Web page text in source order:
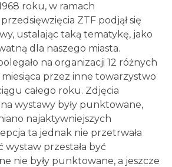
roku, w ramach
ZTF podjął się
ustalając taką tematykę, jako
dla naszego miasta.
na organizacji 12 różnych
przez inne towarzystwo
całego roku. Zdjęcia
wystawy były punktowane,
najaktywniejszych
ta jednak nie przetrwała
wystaw przestała być
nie były punktowane, a jeszcze